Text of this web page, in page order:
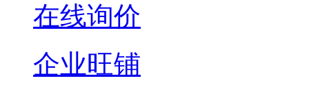
在线询价
企业旺铺